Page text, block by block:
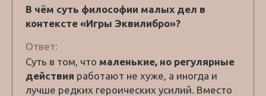
В чём суть философии малых дел в
контексте «Игры Эквилибро»?
Ответ:
Суть в том, что маленькие, но регулярные
действия работают не хуже, а иногда и
лучше редких героических усилий. Вместо